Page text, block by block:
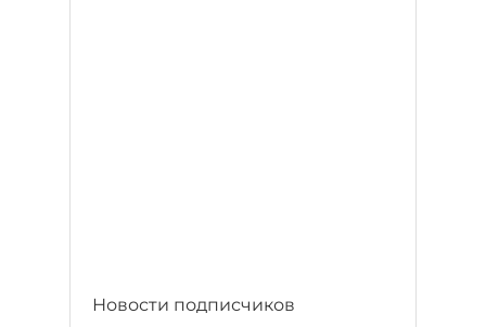
Новости подписчиков